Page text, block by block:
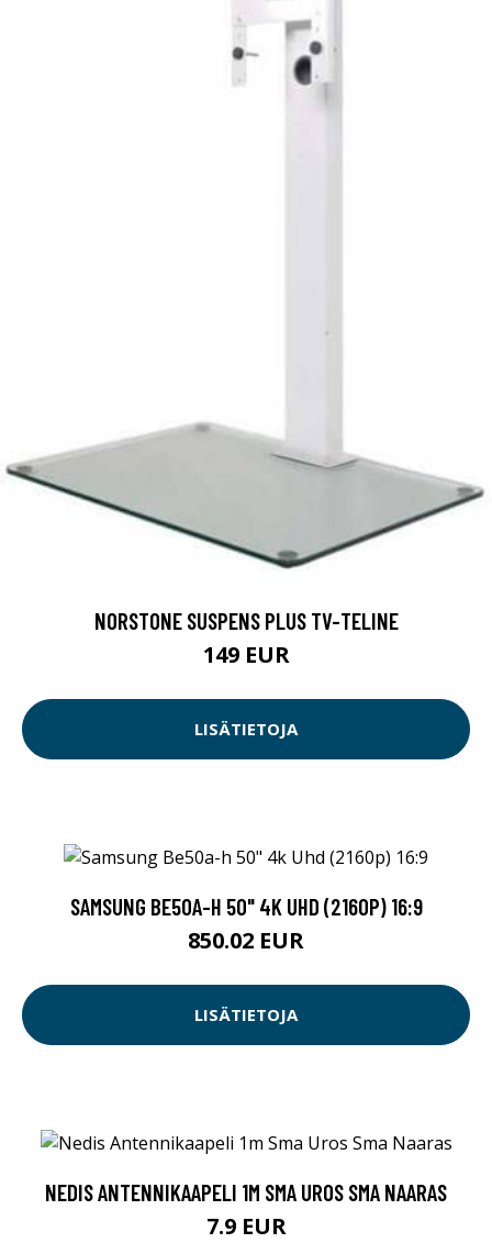
NORSTONE SUSPENS PLUS TV-TELINE
149 EUR
LISÄTIETOJA
SAMSUNG BE50A-H 50" 4K UHD (2160P) 16:9
850.02 EUR
LISÄTIETOJA
NEDIS ANTENNIKAAPELI 1M SMA UROS SMA NAARAS
7.9 EUR